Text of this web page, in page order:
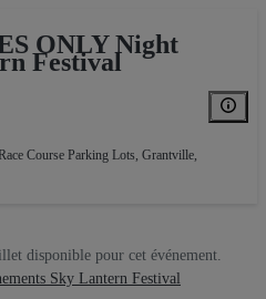
ONLY Night
Festival
Course Parking Lots, Grantville,
disponible pour cet événement.
Sky Lantern Festival